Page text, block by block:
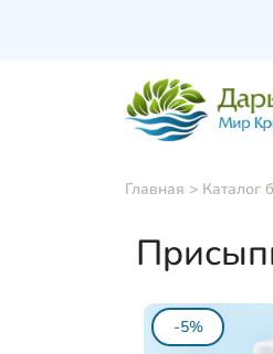
Главная > Каталог
-5%